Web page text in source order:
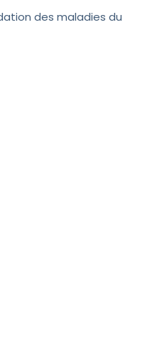
des maladies du